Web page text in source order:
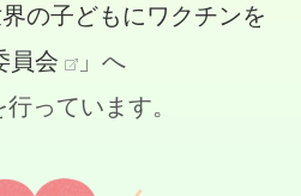
の子どもにワクチンを
員会
」へ
っています。